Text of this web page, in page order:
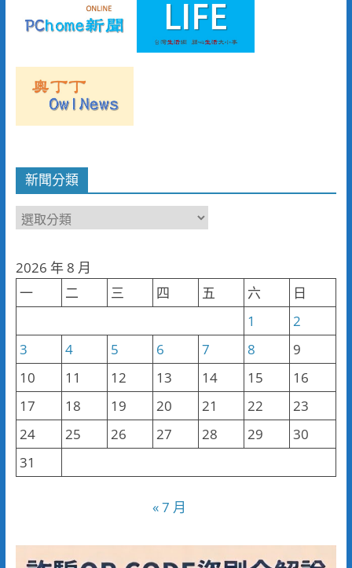
新聞分類
新
類
2026 年 8 月
一
二 三 四 五 六
日
1
2
3
4 5 6 7 8
9
10
11 12 13 14 15
16
17
18 19 20 21 22
23
24
25 26 27 28 29
30
31
« 7 月